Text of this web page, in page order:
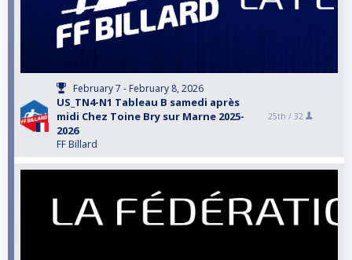
February 7 - February 8, 2026
US_TN4-N1 Tableau B samedi après
midi Chez Toine Bry sur Marne 2025-
2026
FF Billard
25th / 32